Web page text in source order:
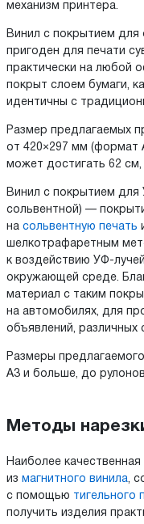
механизм принтера.
Винил с покрытием
пригоден для печати
практически на любой
покрыт слоем бумаги,
идентичны с
Размер предлагаемых
от 420×297 мм (формат
может достигать 62
Винил с покрытием
сольвентной) —
на сольвентную печать
шелкотрафаретным
к воздействию УФ-
окружающей среде.
материал с таким
на автомобилях, для
объявлений, различных
Размеры
А3 и больше, до
Методы
Наиболее
из магнитного винила,
с помощью тигельного
получить изделия